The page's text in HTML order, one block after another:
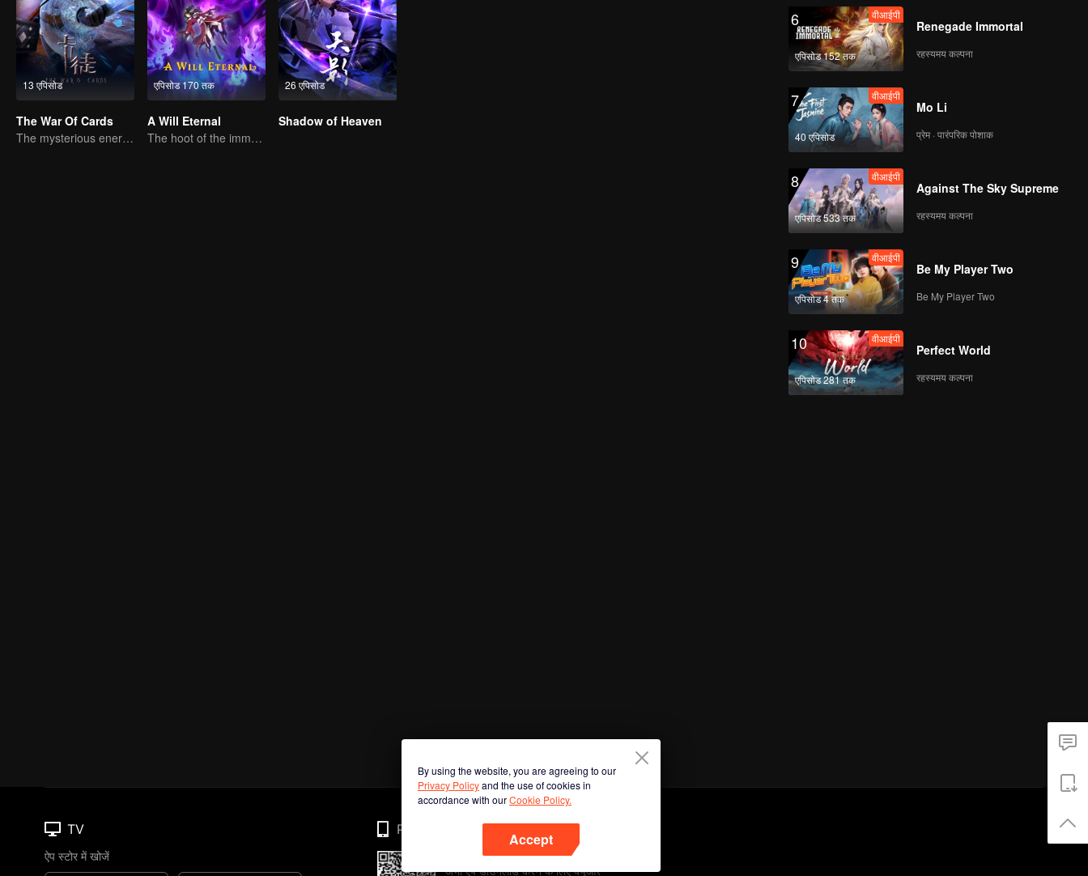
13 एपिसोड
The War Of Cards
The mysterious energy from cards caused a war, how did Chen Mu handle it?
एपिसोड 170 तक
A Will Eternal
The hoot of the immortality cultivation world is back!
26 एपिसोड
Shadow of Heaven
6
एपिसोड 152 तक
वीआईपी
Renegade Immortal
रहस्यमय कल्पना
7
40 एपिसोड
वीआईपी
Mo Li
प्रेम · पारंपरिक पोशाक
8
एपिसोड 533 तक
वीआईपी
Against The Sky Supreme
रहस्यमय कल्पना
9
एपिसोड 4 तक
वीआईपी
Be My Player Two
Be My Player Two
10
एपिसोड 281 तक
वीआईपी
Perfect World
रहस्यमय कल्पना
By using the website, you are agreeing to our
Privacy Policyand the use of cookies in
accordance with ourCookie Policy.
Accept
TV
ऐप स्टोर में खोजें
Phone
अभी ऐप डाउनलोड करने के लिए क्यूआर